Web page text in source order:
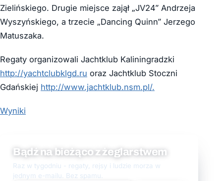
Zielińskiego. Drugie miejsce zajął „JV24” Andrzeja
Wyszyńskiego, a trzecie „Dancing Quinn” Jerzego
Matuszaka.
Regaty organizowali Jachtklub Kaliningradzki
http://yachtclubklgd.ru oraz Jachtklub Stoczni
Gdańskiej http://www.jachtklub.nsm.pl/.
Wyniki
Bądź na bieżąco z żeglarstwem
Raz w tygodniu - regaty, rejsy i ludzie morza w
jednym e-mailu. Bez spamu.